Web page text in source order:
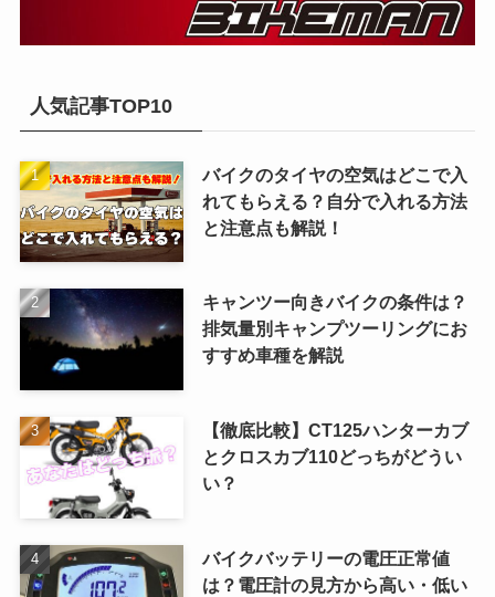
人気記事TOP10
バイクのタイヤの空気はどこで入
れてもらえる？自分で入れる方法
と注意点も解説！
キャンツー向きバイクの条件は？
排気量別キャンプツーリングにお
すすめ車種を解説
【徹底比較】CT125ハンターカブ
とクロスカブ110どっちがどうい
い？
バイクバッテリーの電圧正常値
は？電圧計の見方から高い・低い